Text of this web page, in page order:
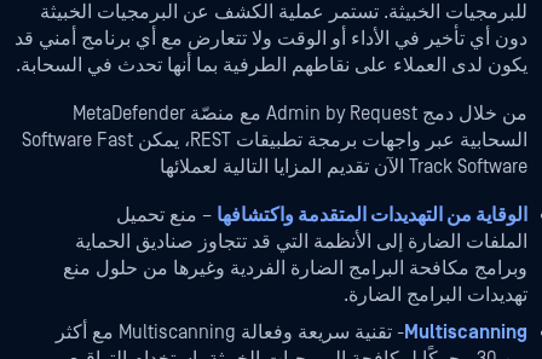
للبرمجيات الخبيثة. تستمر عملية الكشف عن البرمجيات الخبيثة
دون أي تأخير في الأداء أو الوقت ولا تتعارض مع أي برنامج أمني قد
يكون لدى العملاء على نقاطهم الطرفية بما أنها تحدث في السحابة.
من خلال دمج Admin by Request مع منصّة MetaDefender
السحابية عبر واجهات برمجة تطبيقات REST، يمكن Software Fast
Track Software الآن تقديم المزايا التالية لعملائها
الوقاية من التهديدات المتقدمة واكتشافها – منع تحميل
الملفات الضارة إلى الأنظمة التي قد تتجاوز صناديق الحماية
وبرامج مكافحة البرامج الضارة الفردية وغيرها من حلول منع
تهديدات البرامج الضارة.
Multiscanning
- تقنية سريعة وفعالة Multiscanning مع أكثر